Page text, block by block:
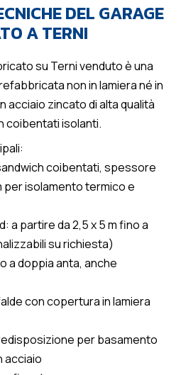
DEL GARAGE
A TERNI
su Terni venduto è una
non in lamiera né in
acciaio zincato di alta qualità
coibentati isolanti.
coibentati, spessore
per isolamento termico e
a partire da 2,5 x 5 m fino a
su richiesta)
a doppia anta, anche
con copertura in lamiera
per basamento
acciaio